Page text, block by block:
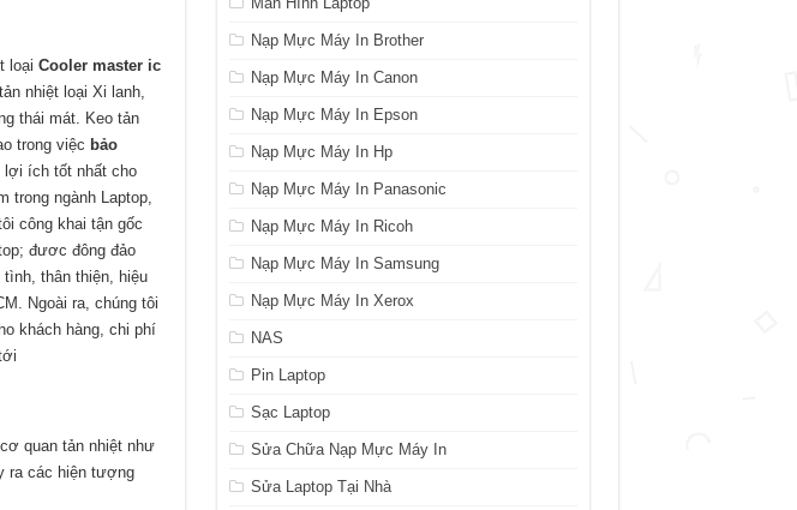
loại Cooler master ic
nhiệt loại Xi lanh,
thái mát. Keo tản
trong việc bảo
lợi ích tốt nhất cho
trong ngành Laptop,
công khai tận gốc
đươc đông đảo
thân thiện, hiệu
Ngoài ra, chúng tôi
khách hàng, chi phí
quan tản nhiệt như
ra các hiện tượng
Nạp Mực Máy In Brother
Nạp Mực Máy In Canon
Nạp Mực Máy In Epson
Nạp Mực Máy In Hp
Nạp Mực Máy In Panasonic
Nạp Mực Máy In Ricoh
Nạp Mực Máy In Samsung
Nạp Mực Máy In Xerox
NAS
Pin Laptop
Sạc Laptop
Sửa Chữa Nạp Mực Máy In
Sửa Laptop Tại Nhà